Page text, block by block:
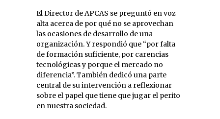
El Director de APCAS se preguntó en voz
alta acerca de por qué no se aprovechan
las ocasiones de desarrollo de una
organización. Y respondió que “por falta
de formación suficiente, por carencias
tecnológicas y porque el mercado no
diferencia”. También dedicó una parte
central de su intervención a reflexionar
sobre el papel que tiene que jugar el perito
en nuestra sociedad.